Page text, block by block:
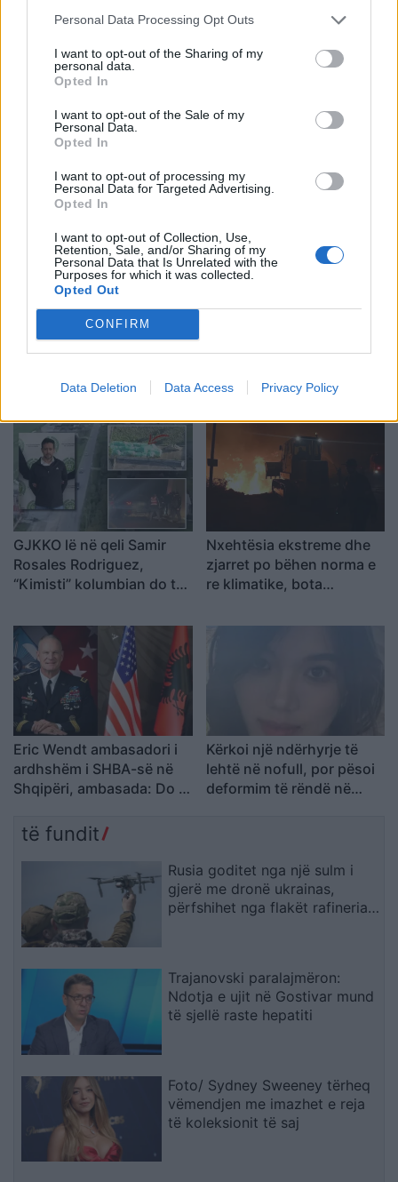
Personal Data Processing Opt Outs
I want to opt-out of the Sharing of my
personal data.
Opted In
I want to opt-out of the Sale of my
Personal Data.
Opted In
I want to opt-out of processing my
Personal Data for Targeted Advertising.
Opted In
I want to opt-out of Collection, Use,
Retention, Sale, and/or Sharing of my
Personal Data that Is Unrelated with the
Purposes for which it was collected.
Opted Out
CONFIRM
Data Deletion Data Access Privacy Policy
Rusia goditet nga një
ukrainas, përfshihet nga
flakët rafineria dhe
plagosen 5 persona
me origjinë shqiptare
përballet me sulm racist
rikthimin e ideologjisë së
Agimit të Artë
Adelina Ismaili rikthehet
bashkëpunimin surprizë
anësore të rrugës
GJKKO lë në qeli Samir
Rosales Rodriguez,
“Kimisti” kolumbian do të
laboratorin e Frakullës
Nxehtësia ekstreme dhe
zjarret po bëhen norma e
re klimatike, bota
Eric Wendt ambasadori i
ardhshëm i SHBA-së në
Shqipëri, ambasada: Do të
Trump për NATO-n dhe
sigurinë
Kërkoi një ndërhyrje të
lehtë në nofull, por pësoi
deformim të rëndë në
të fundit
Rusia goditet nga një sulm i
gjerë me dronë ukrainas,
përfshihet nga flakët rafineria
Trajanovski paralajmëron:
Ndotja e ujit në Gostivar mund
të sjellë raste hepatiti
Foto/ Sydney Sweeney tërheq
vëmendjen me imazhet e reja
të koleksionit të saj